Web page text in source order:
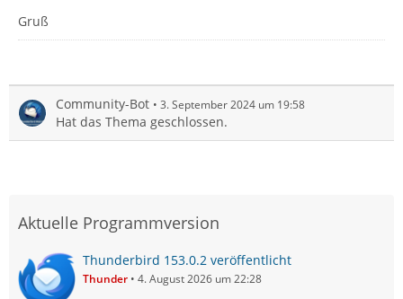
Gruß
Community-Bot 3. September 2024 um 19:58
Hat das Thema geschlossen.
Aktuelle Programmversion
Thunderbird 153.0.2 veröffentlicht
Thunder 4. August 2026 um 22:28